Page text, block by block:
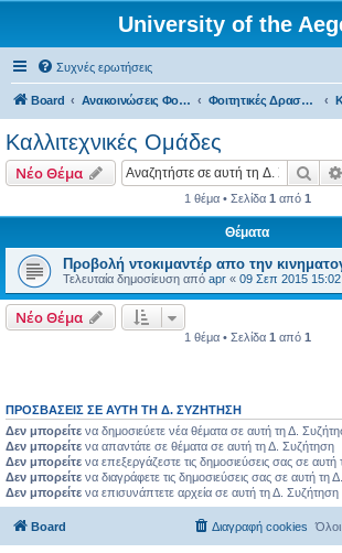
University of the
Συχνές ερωτήσεις
Board Ανακοινώσεις Φοιτητικών Δραστηριοτήτων Φοιτητικές Δραστηριότητες - Σάμος
Καλλιτεχνικές Ομάδες
Νέο Θέμα
1 θέμα • Σελίδα 1 από 1
Θέματα
Προβολή ντοκιμαντέρ απο την
Τελευταία δημοσίευση από apr « 09 Σεπ 2015 15:02
Νέο Θέμα
1 θέμα • Σελίδα 1 από 1
ΠΡΟΣΒΆΣΕΙΣ ΣΕ ΑΥΤΉ ΤΗ Δ. ΣΥΖΉΤΗΣΗ
Δεν μπορείτε να δημοσιεύετε νέα θέματα σε αυτή τη Δ.
Δεν μπορείτε να απαντάτε σε θέματα σε αυτή τη Δ. Συζήτηση
Δεν μπορείτε να επεξεργάζεστε τις δημοσιεύσεις σας σε
Δεν μπορείτε να διαγράφετε τις δημοσιεύσεις σας σε αυτή τη
Δεν μπορείτε να επισυνάπτετε αρχεία σε αυτή τη Δ. Συζήτηση
Board Όλοι
Διαγραφή cookies